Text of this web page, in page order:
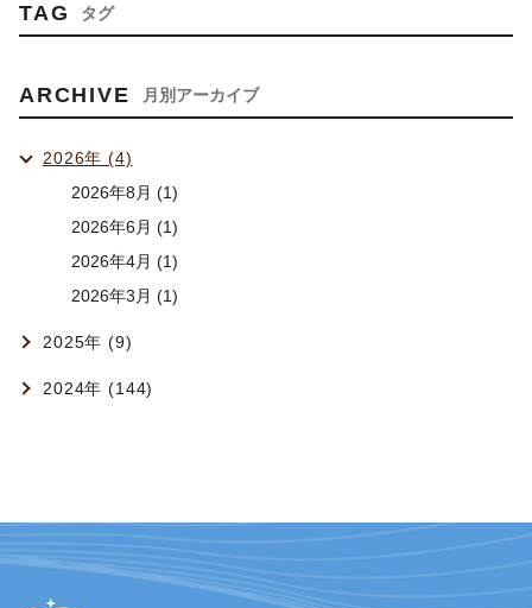
TAG タグ
ARCHIVE 月別アーカイブ
2026年 (4)
2026年8月 (1)
2026年6月 (1)
2026年4月 (1)
2026年3月 (1)
2025年 (9)
2024年 (144)